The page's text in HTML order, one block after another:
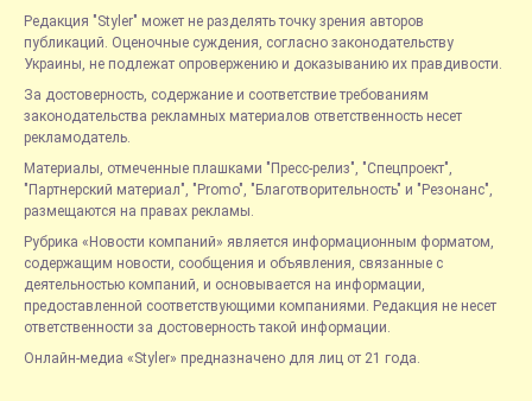
Редакция "Styler" может не разделять точку зрения авторов
публикаций. Оценочные суждения, согласно законодательству
Украины, не подлежат опровержению и доказыванию их правдивости.
За достоверность, содержание и соответствие требованиям
законодательства рекламных материалов ответственность несет
рекламодатель.
Материалы, отмеченные плашками "Пресс-релиз", "Спецпроект",
"Партнерский материал", "Promo", "Благотворительность" и "Резонанс",
размещаются на правах рекламы.
Рубрика «Новости компаний» является информационным форматом,
содержащим новости, сообщения и объявления, связанные с
деятельностью компаний, и основывается на информации,
предоставленной соответствующими компаниями. Редакция не несет
ответственности за достоверность такой информации.
Онлайн-медиа «Styler» предназначено для лиц от 21 года.